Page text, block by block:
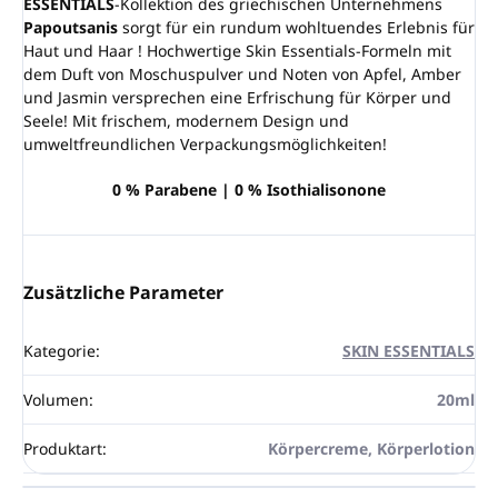
ESSENTIALS-Kollektion des griechischen Unternehmens
Papoutsanis sorgt für ein rundum wohltuendes Erlebnis für
Haut und Haar ! Hochwertige Skin Essentials-Formeln mit
dem Duft von Moschuspulver und Noten von Apfel, Amber
und Jasmin versprechen eine Erfrischung für Körper und
Seele! Mit frischem, modernem Design und
umweltfreundlichen Verpackungsmöglichkeiten!
0 % Parabene | 0 % Isothialisonone
Zusätzliche Parameter
Kategorie: SKIN ESSENTIALS
Volumen: 20ml
Produktart: Körpercreme, Körperlotion